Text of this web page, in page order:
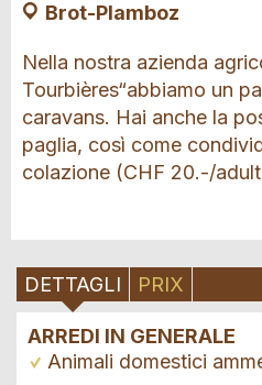
Brot-Plamboz
Nella nostra azienda
Tourbières“abbiamo un
caravans. Hai anche la
paglia, così come
colazione (CHF 20.-/
DETTAGLI PRIX
ARREDI IN GENERALE
Animali domestici